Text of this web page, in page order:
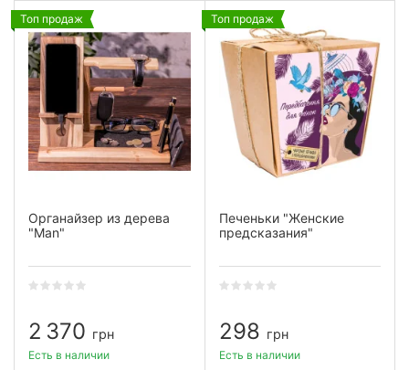
Топ продаж
Органайзер из дерева
"Man"
2 370 грн
Есть в наличии
Топ продаж
Печеньки "Женские
предсказания"
298 грн
Есть в наличии